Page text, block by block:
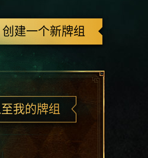
创建一个新牌组
我的牌组